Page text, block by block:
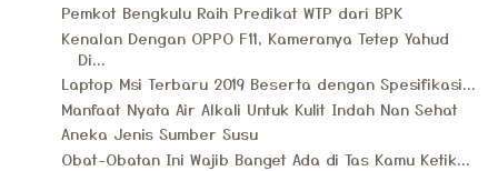
Pemkot Bengkulu Raih Predikat WTP dari BPK
Kenalan Dengan OPPO F11, Kameranya Tetep Yahud
Di...
Laptop Msi Terbaru 2019 Beserta dengan Spesifikasi...
Manfaat Nyata Air Alkali Untuk Kulit Indah Nan Sehat
Aneka Jenis Sumber Susu
Obat-Obatan Ini Wajib Banget Ada di Tas Kamu Ketik...